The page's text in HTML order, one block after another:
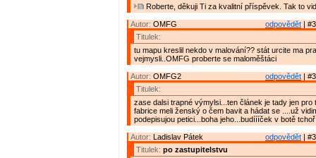
Roberte, děkuji Ti za kvalitní příspěvek. Tak to
odpovědět |
Autor: OMFG
Titulek:
tu mapu kreslil nekdo v malování?? stát urcite ma
vejmysli..OMFG proberte se maloměštáci
odpovědět |
Autor: OMFG2
Titulek:
zase dalsi trapné výmylsi...ten článek je tady jen pro
fabrice meli ženský o čem bavit a hádat se ....už
podepisujou petici...boha jeho...budíííček v botě
odpovědět |
Autor: Ladislav Pátek
Titulek: po zastupitelstvu